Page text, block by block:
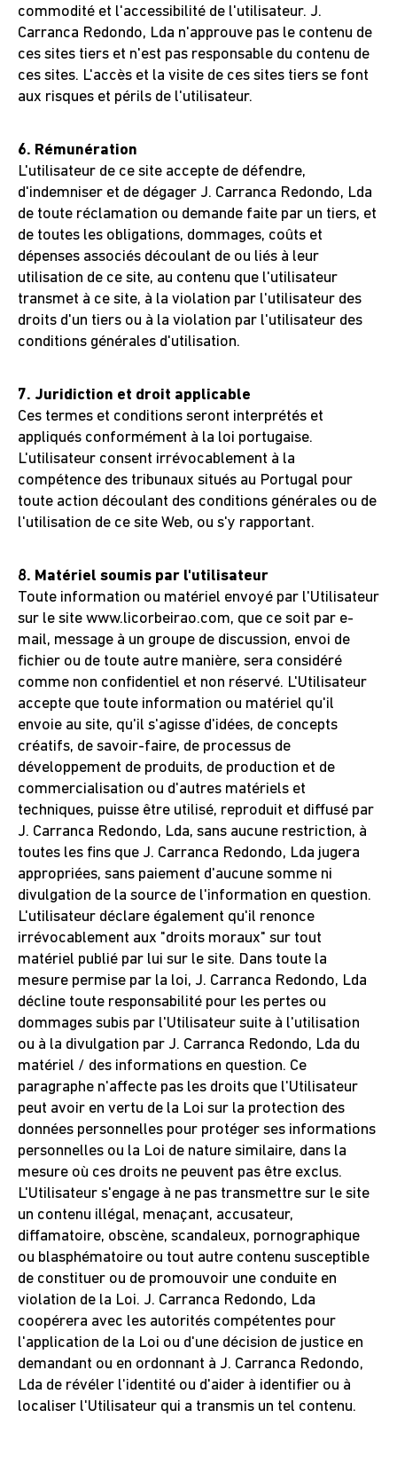
commodité et l'accessibilité de l'utilisateur. J.
Carranca Redondo, Lda n'approuve pas le contenu de
ces sites tiers et n'est pas responsable du contenu de
ces sites. L'accès et la visite de ces sites tiers se font
aux risques et périls de l'utilisateur.
6. Rémunération
L'utilisateur de ce site accepte de défendre,
d'indemniser et de dégager J. Carranca Redondo, Lda
de toute réclamation ou demande faite par un tiers, et
de toutes les obligations, dommages, coûts et
dépenses associés découlant de ou liés à leur
utilisation de ce site, au contenu que l'utilisateur
transmet à ce site, à la violation par l'utilisateur des
droits d'un tiers ou à la violation par l'utilisateur des
conditions générales d'utilisation.
7. Juridiction et droit applicable
Ces termes et conditions seront interprétés et
appliqués conformément à la loi portugaise.
L'utilisateur consent irrévocablement à la
compétence des tribunaux situés au Portugal pour
toute action découlant des conditions générales ou de
l'utilisation de ce site Web, ou s'y rapportant.
8. Matériel soumis par l'utilisateur
Toute information ou matériel envoyé par l'Utilisateur
sur le site www.licorbeirao.com, que ce soit par e-
mail, message à un groupe de discussion, envoi de
fichier ou de toute autre manière, sera considéré
comme non confidentiel et non réservé. L'Utilisateur
accepte que toute information ou matériel qu'il
envoie au site, qu'il s'agisse d'idées, de concepts
créatifs, de savoir-faire, de processus de
développement de produits, de production et de
commercialisation ou d'autres matériels et
techniques, puisse être utilisé, reproduit et diffusé par
J. Carranca Redondo, Lda, sans aucune restriction, à
toutes les fins que J. Carranca Redondo, Lda jugera
appropriées, sans paiement d'aucune somme ni
divulgation de la source de l'information en question.
L'utilisateur déclare également qu'il renonce
irrévocablement aux "droits moraux" sur tout
matériel publié par lui sur le site. Dans toute la
mesure permise par la loi, J. Carranca Redondo, Lda
décline toute responsabilité pour les pertes ou
dommages subis par l'Utilisateur suite à l'utilisation
ou à la divulgation par J. Carranca Redondo, Lda du
matériel / des informations en question. Ce
paragraphe n'affecte pas les droits que l'Utilisateur
peut avoir en vertu de la Loi sur la protection des
données personnelles pour protéger ses informations
personnelles ou la Loi de nature similaire, dans la
mesure où ces droits ne peuvent pas être exclus.
L'Utilisateur s'engage à ne pas transmettre sur le site
un contenu illégal, menaçant, accusateur,
diffamatoire, obscène, scandaleux, pornographique
ou blasphématoire ou tout autre contenu susceptible
de constituer ou de promouvoir une conduite en
violation de la Loi. J. Carranca Redondo, Lda
coopérera avec les autorités compétentes pour
l'application de la Loi ou d'une décision de justice en
demandant ou en ordonnant à J. Carranca Redondo,
Lda de révéler l'identité ou d'aider à identifier ou à
localiser l'Utilisateur qui a transmis un tel contenu.